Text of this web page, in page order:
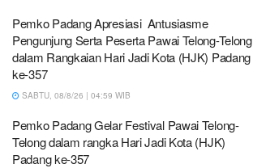
Pemko Padang Apresiasi Antusiasme
Pengunjung Serta Peserta Pawai Telong-Telong
dalam Rangkaian Hari Jadi Kota (HJK) Padang
ke-357
SABTU, 08/8/26 | 04:59 WIB
Pemko Padang Gelar Festival Pawai Telong-
Telong dalam rangka Hari Jadi Kota (HJK)
Padang ke-357